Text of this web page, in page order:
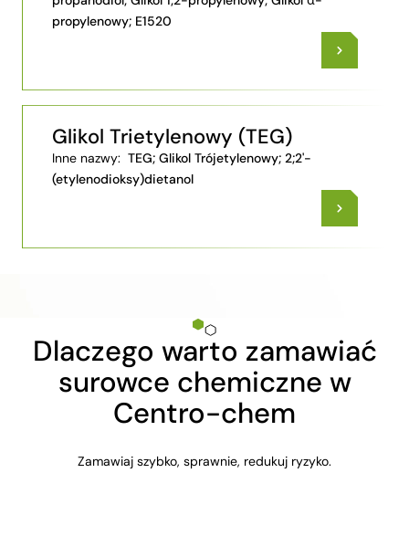
propylenowy; E1520
Glikol Trietylenowy (TEG)
Inne nazwy: TEG; Glikol Trójetylenowy; 2;2'-
(etylenodioksy)dietanol
Dlaczego warto zamawiać
surowce chemiczne w
Centro-chem
Zamawiaj szybko, sprawnie, redukuj ryzyko.